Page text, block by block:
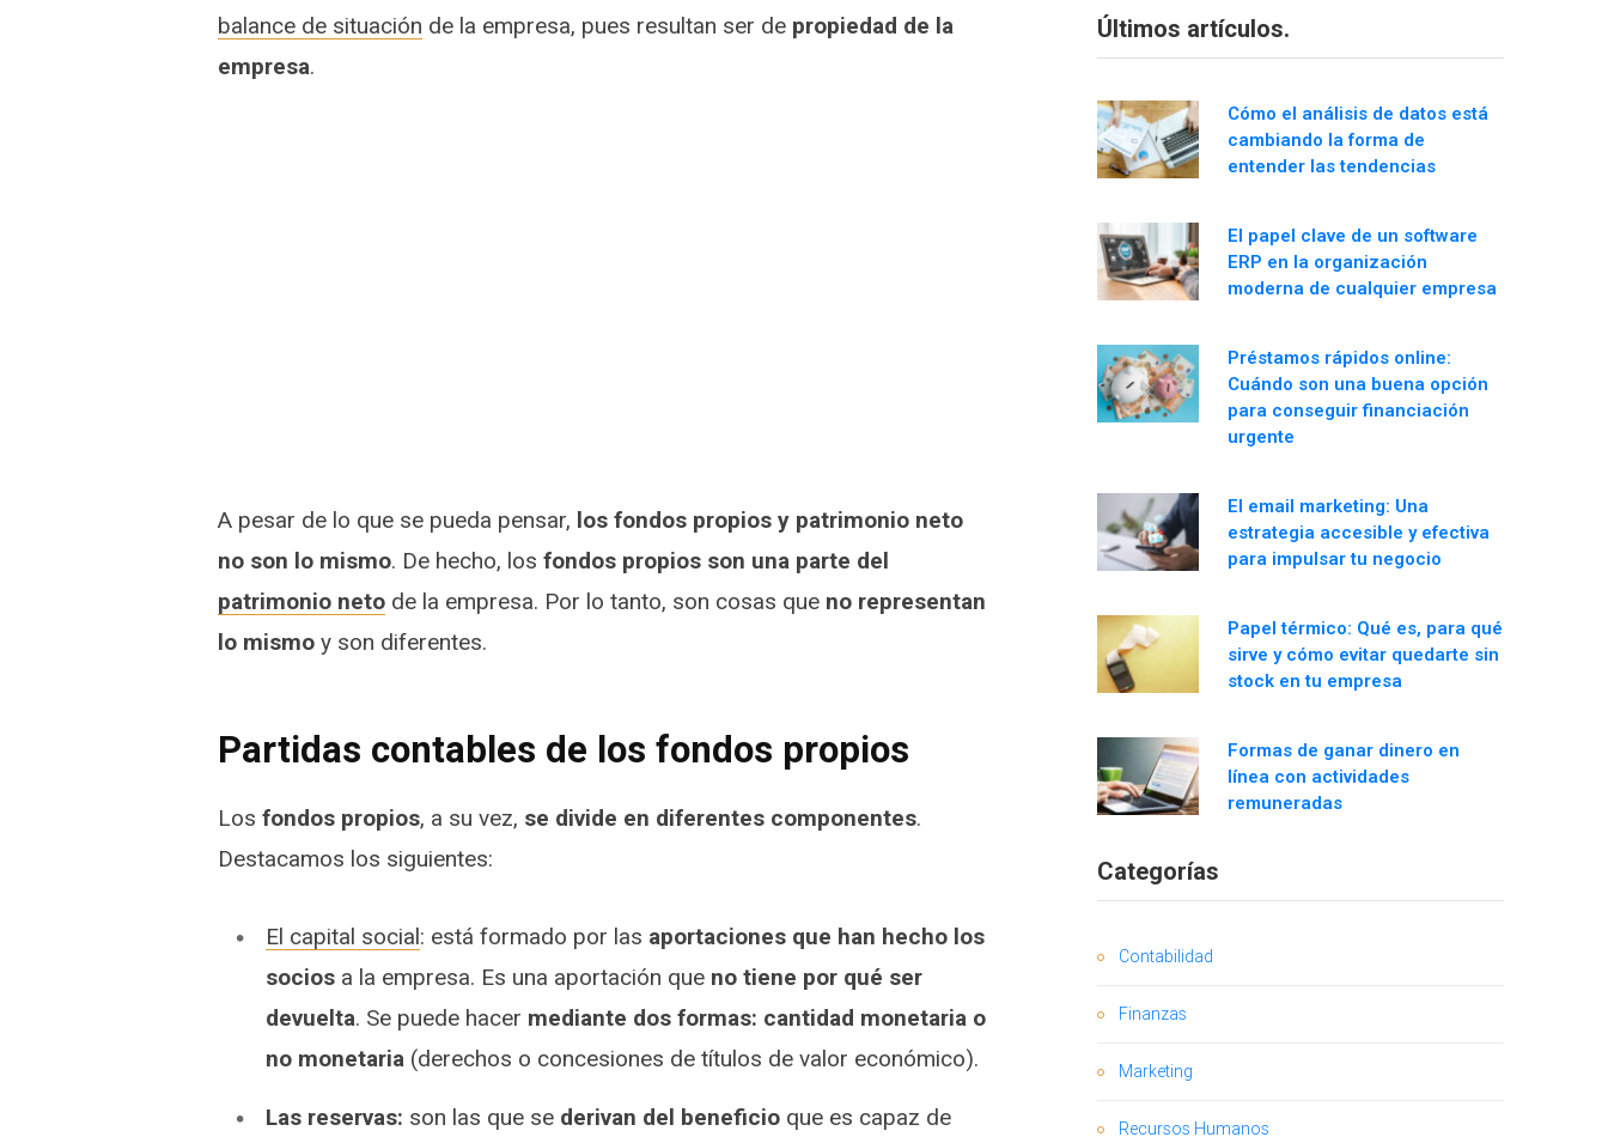
balance de situación de la empresa, pues resultan ser de propiedad de la
empresa.
A pesar de lo que se pueda pensar, los fondos propios y patrimonio neto
no son lo mismo. De hecho, los fondos propios son una parte del
patrimonio netode la empresa. Por lo tanto, son cosas que no representan
lo mismoy son diferentes.
Partidas contables de los fondos propios
Los fondos propios, a su vez, se divide en diferentes componentes.
Destacamos los siguientes:
El capital social: está formado por las aportaciones que han hecho los
sociosa la empresa. Es una aportación que no tiene por qué ser
devuelta. Se puede hacer mediante dos formas: cantidad monetaria o
no monetaria(derechos o concesiones de títulos de valor económico).
Las reservas: son las que se derivan del beneficioque es capaz de
Últimos artículos.
Cómo el análisis de datos está
cambiando la forma de
entender las tendencias
El papel clave de un software
ERP en la organización
moderna de cualquier empresa
Préstamos rápidos online:
Cuándo son una buena opción
para conseguir financiación
urgente
El email marketing: Una
estrategia accesible y efectiva
para impulsar tu negocio
Papel térmico: Qué es, para qué
sirve y cómo evitar quedarte sin
stock en tu empresa
Formas de ganar dinero en
línea con actividades
remuneradas
Categorías
Contabilidad
Finanzas
Marketing
Recursos Humanos